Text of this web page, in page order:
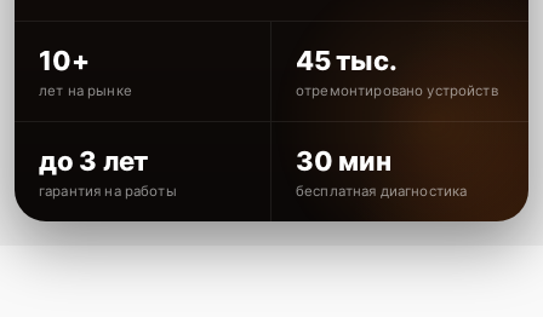
10+
лет на рынке
45 тыс.
отремонтировано устройств
до 3 лет
гарантия на работы
30 мин
бесплатная диагностика